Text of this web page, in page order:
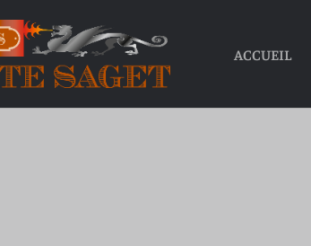
ACCUEIL